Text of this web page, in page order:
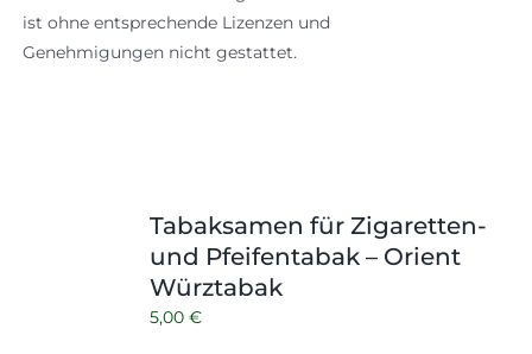
ist ohne entsprechende Lizenzen und
Genehmigungen nicht gestattet.
Tabaksamen für Zigaretten-
und Pfeifentabak – Orient
Würztabak
5,00 €